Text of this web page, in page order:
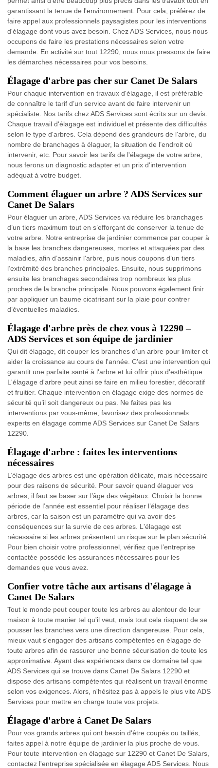
garantissant la tenue de l'environnement. Pour cela, préférez de
faire appel aux professionnels paysagistes pour les interventions
d'élagage dont vous avez besoin. Chez ADS Services, nous nous
occupons de faire les prestations nécessaires selon votre
demande. En activité sur tout 12290, nous nous pressons de faire
les démarches nécessaires pour vos besoins.
Élagage d'arbre pas cher sur Canet De Salars
Pour chaque intervention en travaux d'élagage, il est préférable
de connaître le tarif d’un service avant de faire intervenir un
spécialiste. Nos tarifs chez ADS Services sont écrits sur un devis.
Chaque travail d'élagage est individuel et présente des difficultés
selon le type d'arbres. Cela dépend des grandeurs de l'arbre, du
nombre de branchages à élaguer, la situation de l’endroit où
intervenir, etc. Pour savoir les tarifs de l'élagage de votre arbre,
nous ferons un diagnostic adapter et un prix d'intervention
adéquat à votre budget.
Comment élaguer un arbre ? ADS Services sur
Canet De Salars
Pour élaguer un arbre, ADS Services va réduire les branchages
d’un tiers maximum tout en s’efforçant de conserver la tenue de
votre arbre. Notre entreprise de jardinier commence par couper à
la base les branches dangereuses, mortes et attaquées par des
maladies, afin d’assainir l'arbre, puis nous coupons d’un tiers
l’extrémité des branches principales. Ensuite, nous supprimons
ensuite les branchages secondaires trop nombreux les plus
proches de la branche principale. Nous pouvons également finir
par appliquer un baume cicatrisant sur la plaie pour contrer
d’éventuelles maladies.
Élagage d'arbre près de chez vous à 12290 –
ADS Services et son équipe de jardinier
Qui dit élagage, dit couper les branches d'un arbre pour limiter et
aider la croissance au cours de l'année. C’est une intervention qui
garantit une parfaite santé à l'arbre et lui offrir plus d'esthétique.
L'élagage d'arbre peut ainsi se faire en milieu forestier, décoratif
et fruitier. Chaque intervention en élagage exige des normes de
sécurité qu’il soit dangereux ou pas. Ne faites pas les
interventions par vous-même, favorisez des professionnels
experts en élagage comme ADS Services sur Canet De Salars
12290.
Élagage d'arbre : faites les interventions
nécessaires
L’élagage des arbres est une opération délicate, mais nécessaire
pour des raisons de sécurité. Pour savoir quand élaguer vos
arbres, il faut se baser sur l’âge des végétaux. Choisir la bonne
période de l’année est essentiel pour réaliser l’élagage des
arbres, car la saison est un paramètre qui va avoir des
conséquences sur la survie de ces arbres. L'élagage est
nécessaire si les arbres présentent un risque sur le plan sécurité.
Pour bien choisir votre professionnel, vérifiez que l’entreprise
contactée possède les assurances nécessaires pour les
demandes que vous avez.
Confier votre tâche aux artisans d'élagage à
Canet De Salars
Tout le monde peut couper toute les arbres au alentour de leur
maison à toute manier tel qu'il veut, mais tout cela risquent de se
pousser les branches vers une direction dangereuse. Pour cela,
mieux vaut s'engager des artisans compétentes en élagage de
toute arbres afin de rassurer une bonne sécurisation de toute les
approximative. Ayant des expériences dans ce domaine tel que
ADS Services qui se trouve dans Canet De Salars 12290 et
dispose des artisans compétentes qui réalisent un travail énorme
selon vos exigences. Alors, n'hésitez pas à appels le plus vite ADS
Services pour mettre en charge toute vos projets.
Élagage d'arbre à Canet De Salars
Pour vos grands arbres qui ont besoin d'être coupés ou taillés,
faites appel à notre équipe de jardinier la plus proche de vous.
Pour toute intervention en élagage sur 12290 et Canet De Salars,
contactez l'entreprise spécialisée en élagage ADS Services. Nous